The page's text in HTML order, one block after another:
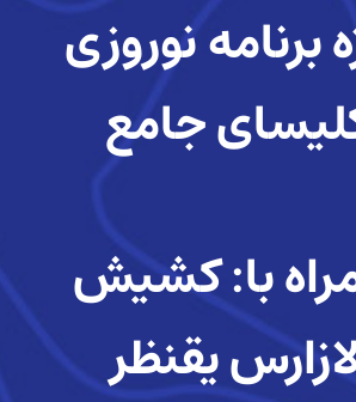
برنامه نوروزی
جامع
با: کشیش
یقنظر